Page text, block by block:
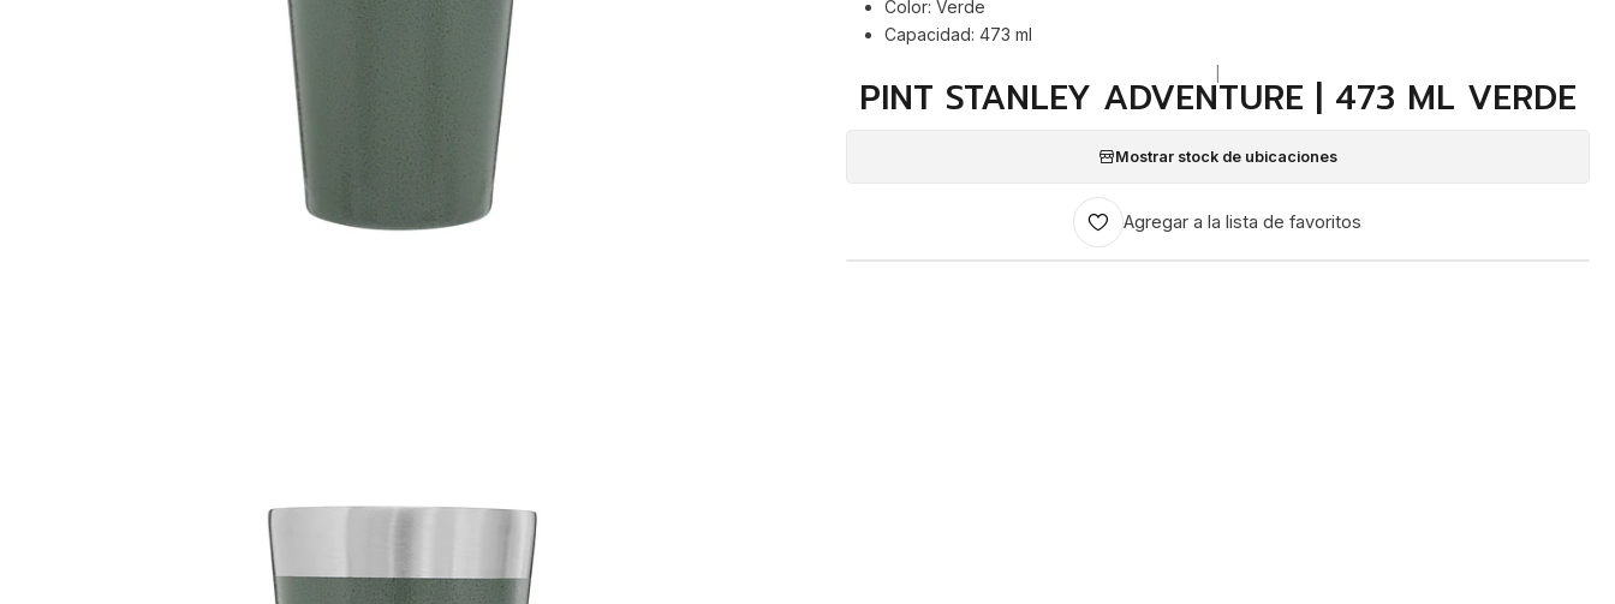
Color: Verde
Capacidad: 473 ml
PINT STANLEY ADVENTURE | 473 ML VERDE
Mostrar stock de ubicaciones
Agregar a la lista de favoritos